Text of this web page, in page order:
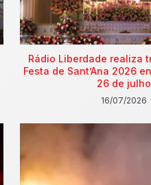
Rádio Liberdade realiza
Festa de Sant’Ana 2026
26 de julho
16/07/2026